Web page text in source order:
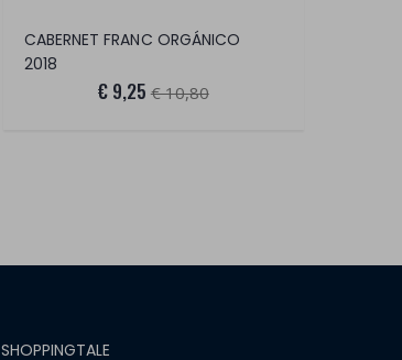
CABERNET FRANC ORGÁNICO
2018
€ 9,25 € 10,80
SHOPPINGTALE